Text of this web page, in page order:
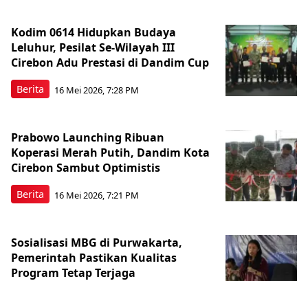
Berita
Kodim 0614 Hidupkan Budaya
Leluhur, Pesilat Se-Wilayah III
Cirebon Adu Prestasi di Dandim Cup
16 Mei 2026, 7:28 PM
Berita
Prabowo Launching Ribuan
Koperasi Merah Putih, Dandim Kota
Cirebon Sambut Optimistis
16 Mei 2026, 7:21 PM
Sosialisasi MBG di Purwakarta,
Pemerintah Pastikan Kualitas
Program Tetap Terjaga